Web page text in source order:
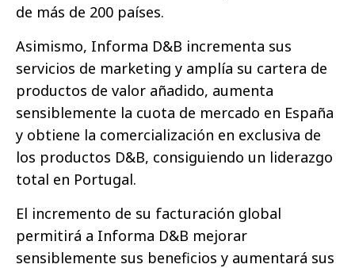
de más de 200 países.
Asimismo, Informa D&B incrementa sus
servicios de marketing y amplía su cartera de
productos de valor añadido, aumenta
sensiblemente la cuota de mercado en España
y obtiene la comercialización en exclusiva de
los productos D&B, consiguiendo un liderazgo
total en Portugal.
El incremento de su facturación global
permitirá a Informa D&B mejorar
sensiblemente sus beneficios y aumentará sus